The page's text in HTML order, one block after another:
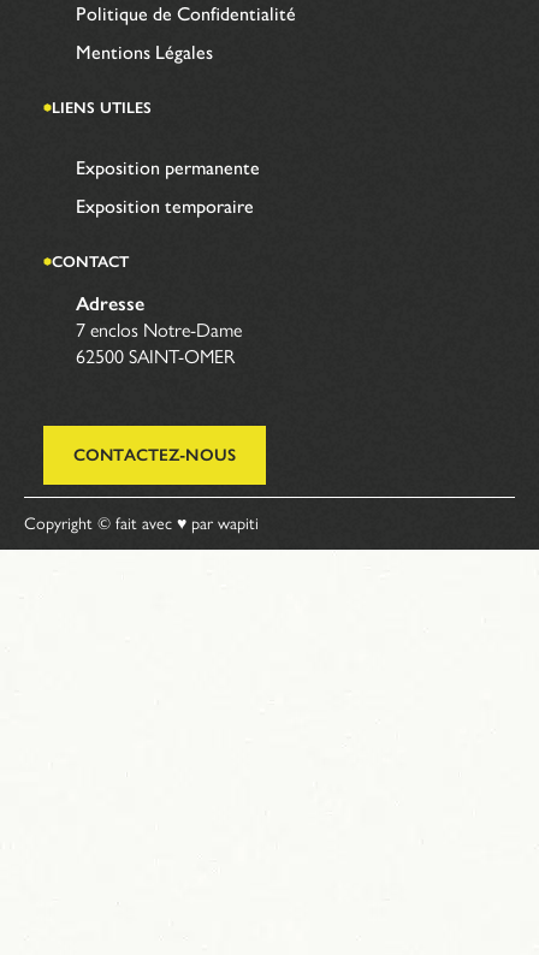
Politique de Confidentialité
Mentions Légales
LIENS UTILES
Exposition permanente
Exposition temporaire
CONTACT
Adresse
7 enclos Notre-Dame
62500 SAINT-OMER
CONTACTEZ-NOUS
Copyright © fait avec ♥ par wapiti